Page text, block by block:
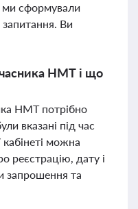
ми сформували
запитання. Ви
НМТ і що
НМТ потрібно
вказані під час
кабінеті можна
реєстрацію, дату і
запрошення та